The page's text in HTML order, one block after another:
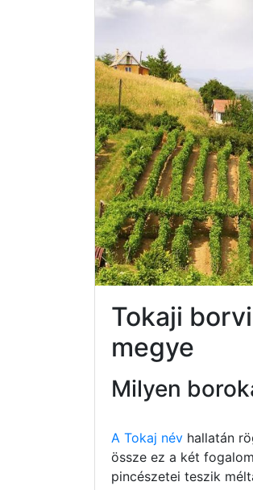
Tokaji
megye
Milyen
A Tokaj név hallatán
össze ez a két
pincészetei teszik